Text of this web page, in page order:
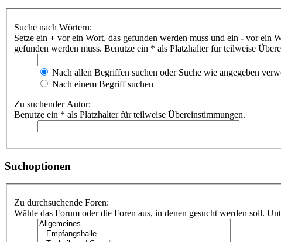
Suche nach Wörtern:
Setze ein + vor ein Wort, das gefunden werden muss und ein - vor ein
gefunden werden muss. Benutze ein * als Platzhalter für teilweise
Nach allen Begriffen suchen oder Suche wie angegeben
Nach einem Begriff suchen
Zu suchender Autor:
Benutze ein * als Platzhalter für teilweise Übereinstimmungen.
Suchoptionen
Zu durchsuchende Foren:
Wähle das Forum oder die Foren aus, in denen gesucht werden soll.